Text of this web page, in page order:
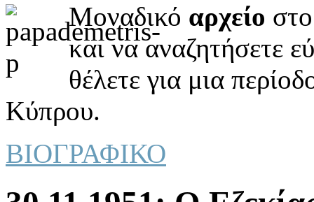
Μοναδικό αρχείο
και να αναζητήσετε
θέλετε για μια
Κύπρου.
ΒΙΟΓΡΑΦΙΚΟ